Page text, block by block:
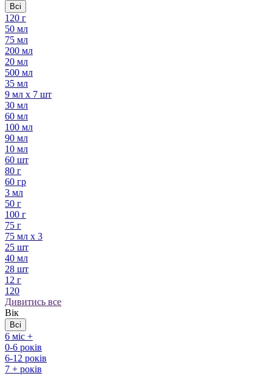
Всі
120 г
50 мл
75 мл
200 мл
20 мл
500 мл
35 мл
9 мл х 7 шт
30 мл
60 мл
100 мл
90 мл
10 мл
60 шт
80 г
60 гр
3 мл
50 г
100 г
75 г
75 мл х 3
25 шт
40 мл
28 шт
12 г
120
Дивитись все
Вік
Всі
6 міс +
0-6 років
6-12 років
7 + років